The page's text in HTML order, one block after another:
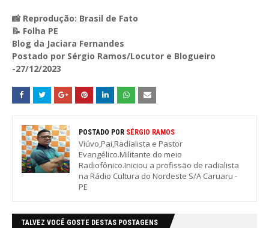
📸 Reprodução: Brasil de Fato
📝 Folha PE
Blog da Jaciara Fernandes
Postado por Sérgio Ramos/Locutor e Blogueiro
-27/12/2023
POSTADO POR SÉRGIO RAMOS
Viúvo,Pai,Radialista e Pastor
Evangélico.Militante do meio
Radiofônico.Iniciou a profissão de radialista
na Rádio Cultura do Nordeste S/A Caruaru -
PE
TALVEZ VOCÊ GOSTE DESTAS POSTAGENS